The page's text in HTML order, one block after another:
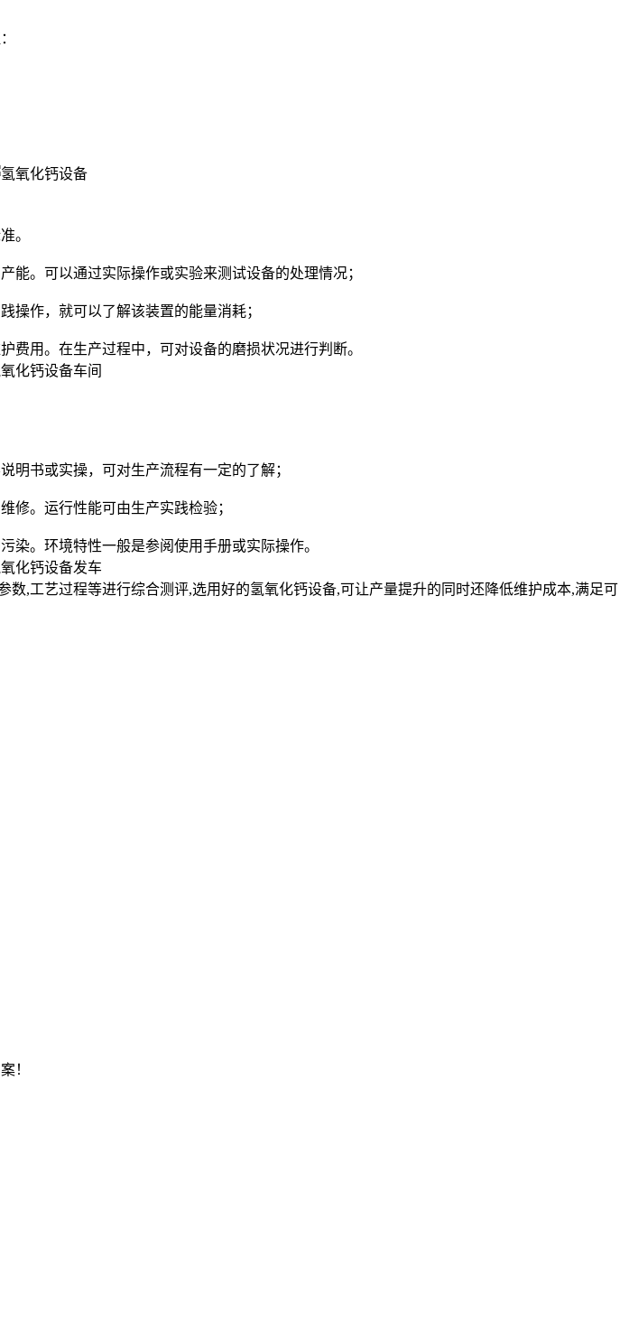
。
。可以通过实际操作或实验来测试设备的处理情况；
作，就可以了解该装置的能量消耗；
用。在生产过程中，可对设备的磨损状况进行判断。
书或实操，可对生产流程有一定的了解；
。运行性能可由生产实践检验；
。环境特性一般是参阅使用手册或实际操作。
工艺过程等进行综合测评,选用好的氢氧化钙设备,可让产量提升的同时还降低维护成本,满足可
！